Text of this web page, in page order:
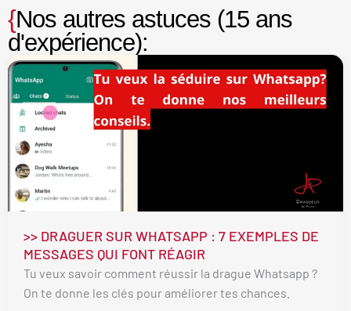
{Nos autres astuces (15 ans
d'expérience):
>> DRAGUER SUR WHATSAPP : 7 EXEMPLES DE
MESSAGES QUI FONT RÉAGIR
Tu veux savoir comment réussir la drague Whatsapp ?
On te donne les clés pour améliorer tes chances.